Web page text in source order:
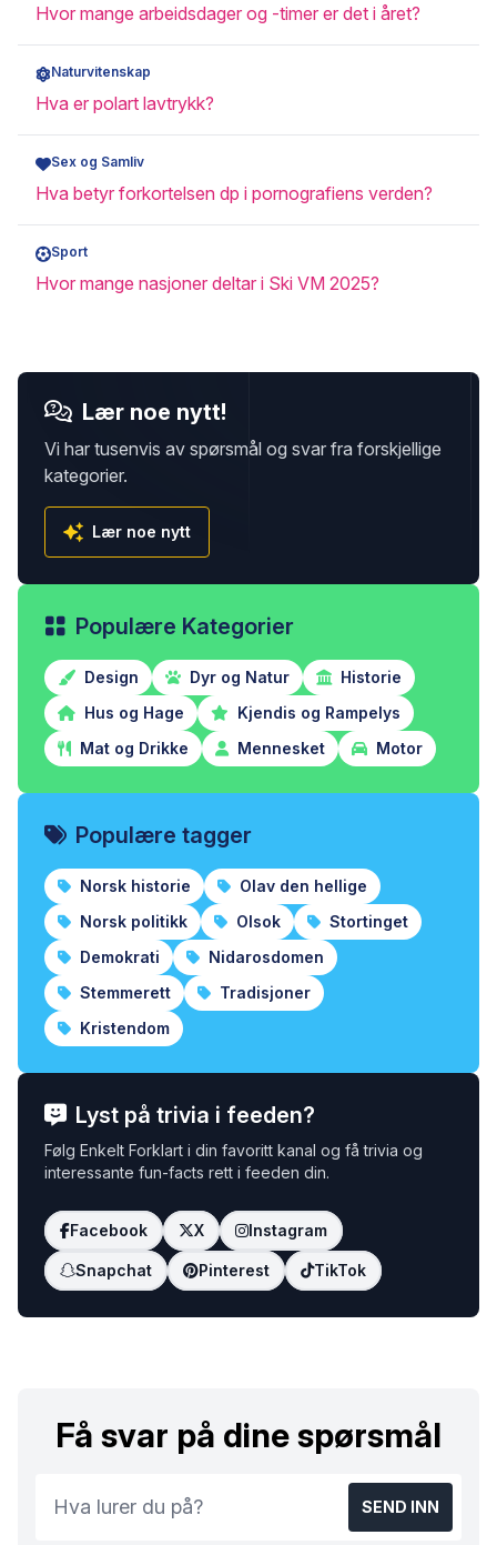
Hvor mange arbeidsdager og -timer er det i året?
Naturvitenskap
Hva er polart lavtrykk?
Sex og Samliv
Hva betyr forkortelsen dp i pornografiens verden?
Sport
Hvor mange nasjoner deltar i Ski VM 2025?
Lær noe nytt!
Vi har tusenvis av spørsmål og svar fra forskjellige
kategorier.
Lær noe nytt
Populære Kategorier
Design Dyr og Natur
Historie
Hus og Hage
Kjendis og Rampelys
Mat og Drikke
Mennesket Motor
Populære tagger
Norsk historie
Olav den hellige
Norsk politikk
Olsok
Stortinget
Demokrati
Nidarosdomen
Stemmerett
Tradisjoner
Kristendom
Lyst på trivia i feeden?
Følg Enkelt Forklart i din favoritt kanal og få trivia og
interessante fun-facts rett i feeden din.
Facebook X Instagram
Snapchat Pinterest TikTok
Få svar på dine spørsmål
SEND INN